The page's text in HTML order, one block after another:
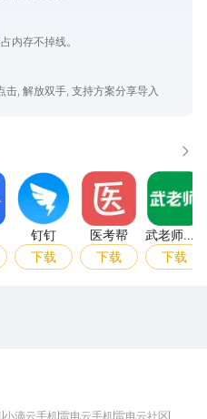
内存不掉线。
, 解放双手, 支持方案分享导入
更多
钉钉
钉钉
下载
医考帮
医考帮
下载
武老
武老师快
答
下载
小滴云手机雷电云手机雷电云社区